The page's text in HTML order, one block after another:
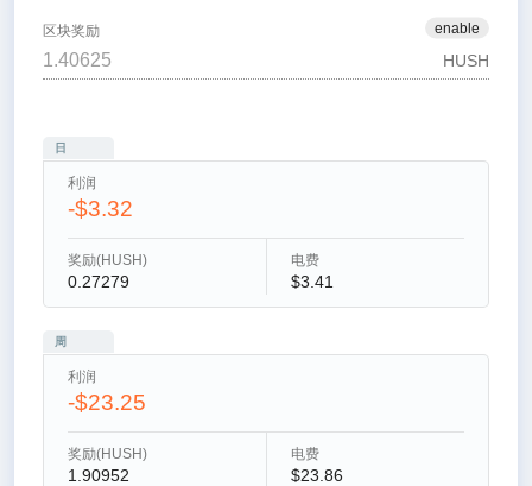
enable
区块奖励
HUSH
日
利润
-$3.32
奖励(HUSH)
0.27279
电费
$3.41
周
利润
-$23.25
奖励(HUSH)
1.90952
电费
$23.86